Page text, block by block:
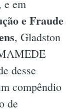
e em
e Fraude
, Gladston
desse
compêndio
de